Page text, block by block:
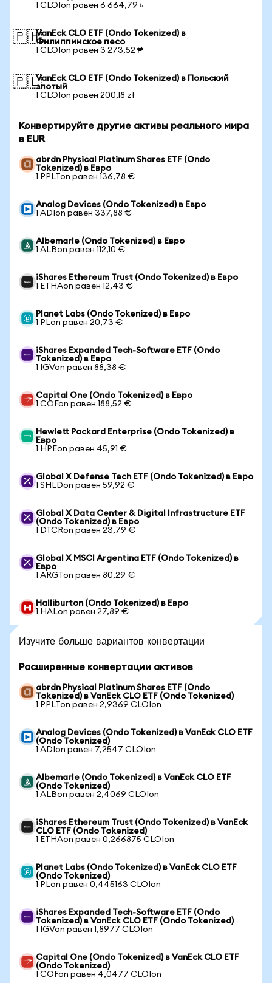
1 CLOIon равен 6 664,79 ৳
🇵🇭VanEck CLO ETF (Ondo Tokenized) в
Филиппинское песо
1 CLOIon равен 3 273,52 ₱
🇵🇱VanEck CLO ETF (Ondo Tokenized) в Польский
злотый
1 CLOIon равен 200,18 zł
Конвертируйте другие активы реального мира
в EUR
abrdn Physical Platinum Shares ETF (Ondo
Tokenized) в Евро
1 PPLTon равен 136,78 €
Analog Devices (Ondo Tokenized) в Евро
1 ADIon равен 337,88 €
Albemarle (Ondo Tokenized) в Евро
1 ALBon равен 112,10 €
iShares Ethereum Trust (Ondo Tokenized) в Евро
1 ETHAon равен 12,43 €
Planet Labs (Ondo Tokenized) в Евро
1 PLon равен 20,73 €
iShares Expanded Tech-Software ETF (Ondo
Tokenized) в Евро
1 IGVon равен 88,38 €
Capital One (Ondo Tokenized) в Евро
1 COFon равен 188,52 €
Hewlett Packard Enterprise (Ondo Tokenized) в
Евро
1 HPEon равен 45,91 €
Global X Defense Tech ETF (Ondo Tokenized) в Евро
1 SHLDon равен 59,92 €
Global X Data Center & Digital Infrastructure ETF
(Ondo Tokenized) в Евро
1 DTCRon равен 23,79 €
Global X MSCI Argentina ETF (Ondo Tokenized) в
Евро
1 ARGTon равен 80,29 €
Halliburton (Ondo Tokenized) в Евро
1 HALon равен 27,89 €
Изучите больше вариантов конвертации
Расширенные конвертации активов
abrdn Physical Platinum Shares ETF (Ondo
Tokenized) в VanEck CLO ETF (Ondo Tokenized)
1 PPLTon равен 2,9369 CLOIon
Analog Devices (Ondo Tokenized) в VanEck CLO ETF
(Ondo Tokenized)
1 ADIon равен 7,2547 CLOIon
Albemarle (Ondo Tokenized) в VanEck CLO ETF
(Ondo Tokenized)
1 ALBon равен 2,4069 CLOIon
iShares Ethereum Trust (Ondo Tokenized) в VanEck
CLO ETF (Ondo Tokenized)
1 ETHAon равен 0,266875 CLOIon
Planet Labs (Ondo Tokenized) в VanEck CLO ETF
(Ondo Tokenized)
1 PLon равен 0,445163 CLOIon
iShares Expanded Tech-Software ETF (Ondo
Tokenized) в VanEck CLO ETF (Ondo Tokenized)
1 IGVon равен 1,8977 CLOIon
Capital One (Ondo Tokenized) в VanEck CLO ETF
(Ondo Tokenized)
1 COFon равен 4,0477 CLOIon